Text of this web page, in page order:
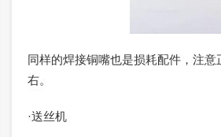
同样的焊接铜嘴也是损耗配件，注
右。
·送丝机